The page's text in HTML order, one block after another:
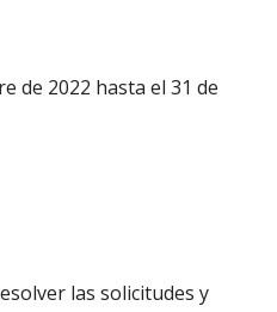
de 2022 hasta el 31 de
las solicitudes y